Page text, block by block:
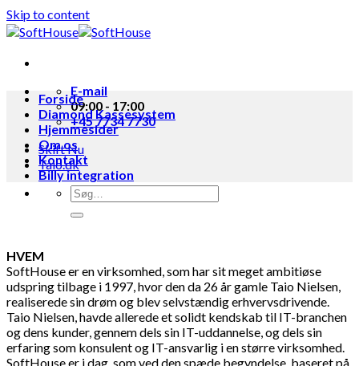
Skip to content
E-mail
09:00 - 17:00
+45 7734 7730
Skift Nu
Taio.dk
Forside
Diamond Kassesystem
Hjemmesider
Om os
Kontakt
Billy integration
HVEM
SoftHouse er en virksomhed, som har sit meget ambitiøse
udspring tilbage i 1997, hvor den da 26 år gamle Taio Nielsen,
realiserede sin drøm og blev selvstændig erhvervsdrivende.
Taio Nielsen, havde allerede et solidt kendskab til IT-branchen
og dens kunder, gennem dels sin IT-uddannelse, og dels sin
erfaring som konsulent og IT-ansvarlig i en større virksomhed.
SoftHouse er i dag, som ved den spæde begyndelse, baseret på